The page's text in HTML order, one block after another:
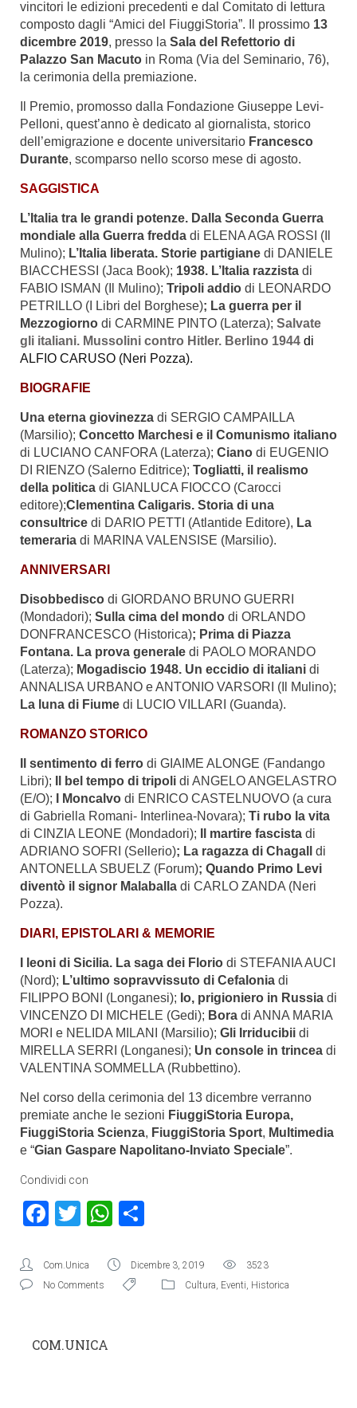
vincitori le edizioni precedenti e dal Comitato di lettura
composto dagli “Amici del FiuggiStoria”. Il prossimo 13
dicembre 2019, presso la Sala del Refettorio di
Palazzo San Macuto in Roma (Via del Seminario, 76),
la cerimonia della premiazione.
Il Premio, promosso dalla Fondazione Giuseppe Levi-
Pelloni, quest’anno è dedicato al giornalista, storico
dell’emigrazione e docente universitario Francesco
Durante, scomparso nello scorso mese di agosto.
SAGGISTICA
L’Italia tra le grandi potenze. Dalla Seconda Guerra
mondiale alla Guerra fredda di ELENA AGA ROSSI (Il
Mulino); L’Italia liberata. Storie partigiane di DANIELE
BIACCHESSI (Jaca Book); 1938. L’Italia razzista di
FABIO ISMAN (Il Mulino); Tripoli addio di LEONARDO
PETRILLO (I Libri del Borghese); La guerra per il
Mezzogiorno di CARMINE PINTO (Laterza); Salvate
gli italiani. Mussolini contro Hitler. Berlino 1944 di
ALFIO CARUSO (Neri Pozza).
BIOGRAFIE
Una eterna giovinezza di SERGIO CAMPAILLA
(Marsilio); Concetto Marchesi e il Comunismo italiano
di LUCIANO CANFORA (Laterza); Ciano di EUGENIO
DI RIENZO (Salerno Editrice); Togliatti, il realismo
della politica di GIANLUCA FIOCCO (Carocci
editore);Clementina Caligaris. Storia di una
consultrice di DARIO PETTI (Atlantide Editore), La
temeraria di MARINA VALENSISE (Marsilio).
ANNIVERSARI
Disobbedisco di GIORDANO BRUNO GUERRI
(Mondadori); Sulla cima del mondo di ORLANDO
DONFRANCESCO (Historica); Prima di Piazza
Fontana. La prova generale di PAOLO MORANDO
(Laterza); Mogadiscio 1948. Un eccidio di italiani di
ANNALISA URBANO e ANTONIO VARSORI (Il Mulino);
La luna di Fiume di LUCIO VILLARI (Guanda).
ROMANZO STORICO
Il sentimento di ferro di GIAIME ALONGE (Fandango
Libri);
Il bel tempo di tripoli di ANGELO ANGELASTRO
(E/O);
I Moncalvo di ENRICO CASTELNUOVO (a cura
di Gabriella Romani- Interlinea-Novara); Ti rubo la vita
di CINZIA LEONE (Mondadori);
Il martire fascista di
ADRIANO SOFRI (Sellerio); La ragazza di Chagall di
ANTONELLA SBUELZ (Forum); Quando Primo Levi
diventò il signor Malaballa di CARLO ZANDA (Neri
Pozza).
DIARI, EPISTOLARI & MEMORIE
I leoni di Sicilia. La saga dei Florio di STEFANIA AUCI
(Nord); L’ultimo sopravvissuto di Cefalonia di
FILIPPO BONI (Longanesi); Io, prigioniero in Russia di
VINCENZO DI MICHELE (Gedi); Bora di ANNA MARIA
MORI e NELIDA MILANI (Marsilio); Gli Irriducibii di
MIRELLA SERRI (Longanesi); Un console in trincea di
VALENTINA SOMMELLA (Rubbettino).
Nel corso della cerimonia del 13 dicembre verranno
premiate anche le sezioni FiuggiStoria Europa,
FiuggiStoria Scienza, FiuggiStoria Sport, Multimedia
e “Gian Gaspare Napolitano-Inviato Speciale”.
Condividi con
Facebook
TwitterWhatsApp
Com.Unica Dicembre 3, 2019
3523
No Comments
Cultura, Eventi, Historica
COM.UNICA